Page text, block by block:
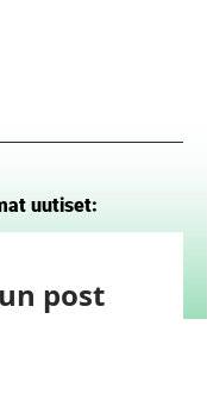
uutiset:
post